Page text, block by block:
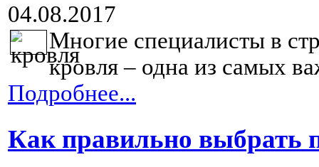
04.08.2017
Многие специалисты в
кровля – одна из самых
Подробнее...
Как правильно выбрать